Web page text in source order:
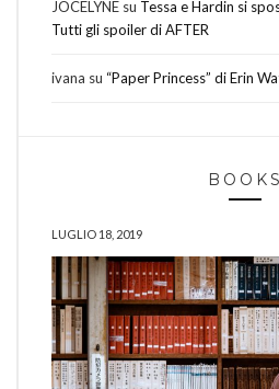
JOCELYNE su Tessa e Hardin si
Tutti gli spoiler di AFTER
ivana su “Paper Princess” di Erin
BOOKS
LUGLIO 18, 2019